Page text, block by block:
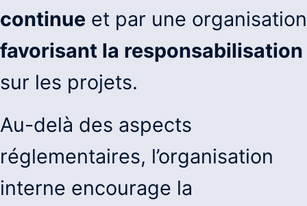
continue et par une organisation
favorisant la responsabilisation
sur les projets.
Au-delà des aspects
réglementaires, l’organisation
interne encourage la